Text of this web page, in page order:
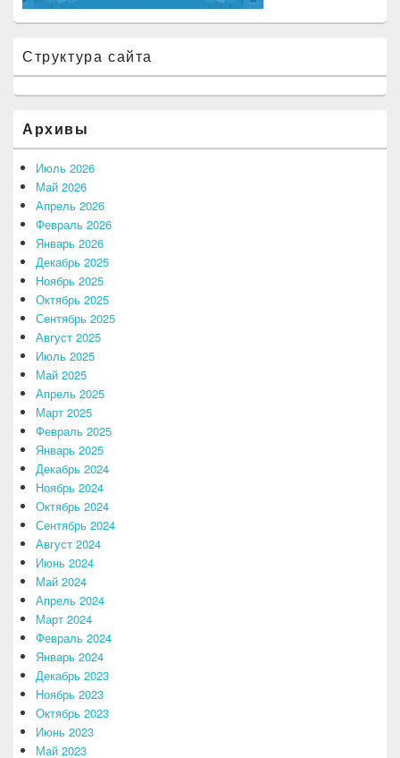
Структура сайта
Архивы
Июль 2026
Май 2026
Апрель 2026
Февраль 2026
Январь 2026
Декабрь 2025
Ноябрь 2025
Октябрь 2025
Сентябрь 2025
Август 2025
Июль 2025
Май 2025
Апрель 2025
Март 2025
Февраль 2025
Январь 2025
Декабрь 2024
Ноябрь 2024
Октябрь 2024
Сентябрь 2024
Август 2024
Июнь 2024
Май 2024
Апрель 2024
Март 2024
Февраль 2024
Январь 2024
Декабрь 2023
Ноябрь 2023
Октябрь 2023
Июнь 2023
Май 2023